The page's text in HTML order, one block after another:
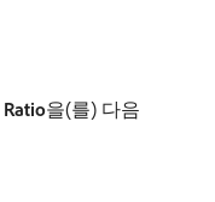
Ratio​을(를) 다음